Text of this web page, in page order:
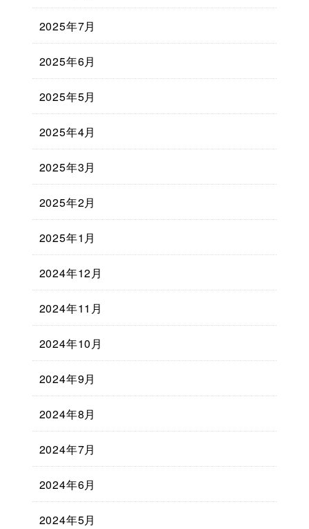
2025年7月
2025年6月
2025年5月
2025年4月
2025年3月
2025年2月
2025年1月
2024年12月
2024年11月
2024年10月
2024年9月
2024年8月
2024年7月
2024年6月
2024年5月